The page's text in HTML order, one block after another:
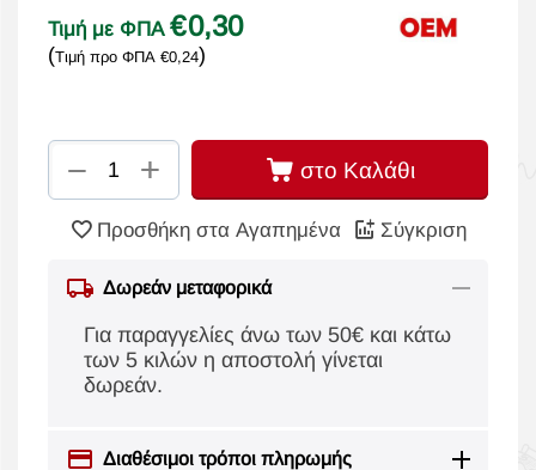
Τιμή με ΦΠΑ €0,30
(Τιμή προ ΦΠΑ €0,24)
+
− στο Καλάθι
Προσθήκη στα Αγαπημένα Σύγκριση
Δωρεάν μεταφορικά
Για παραγγελίες άνω των 50€ και κάτω
των 5 κιλών η αποστολή γίνεται
δωρεάν.
Διαθέσιμοι τρόποι πληρωμής